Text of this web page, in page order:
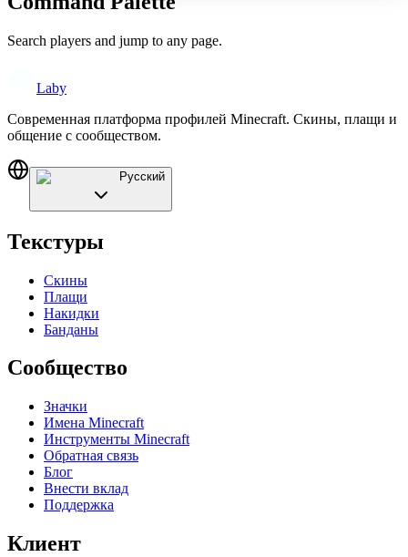
Search players and jump to any page.
Laby
Современная платформа профилей Minecraft. Скины, плащи и
общение с сообществом.
Русский
Текстуры
Скины
Плащи
Накидки
Банданы
Сообщество
Значки
Имена Minecraft
Инструменты Minecraft
Обратная связь
Блог
Внести вклад
Поддержка
Клиент